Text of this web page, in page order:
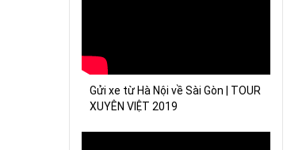
Gửi xe từ Hà Nội về Sài Gòn | TOUR
XUYÊN VIỆT 2019